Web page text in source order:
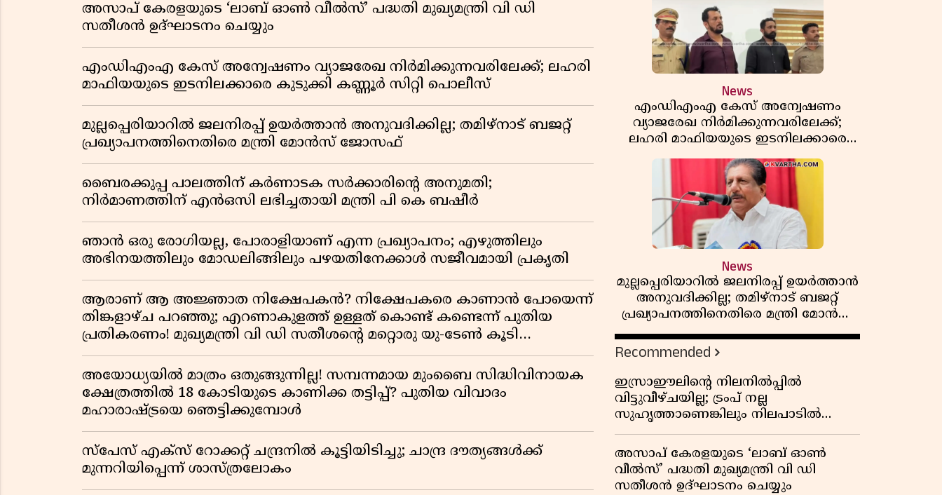
അസാപ് കേരളയുടെ ‘ലാബ് ഓൺ വീൽസ്’ പദ്ധതി മുഖ്യമന്ത്രി വി ഡി
സതീശൻ ഉദ്ഘാടനം ചെയ്യും
എംഡിഎംഎ കേസ് അന്വേഷണം വ്യാജരേഖ നിർമിക്കുന്നവരിലേക്ക്; ലഹരി
മാഫിയയുടെ ഇടനിലക്കാരെ കുടുക്കി കണ്ണൂർ സിറ്റി പൊലീസ്
മുല്ലപ്പെരിയാറിൽ ജലനിരപ്പ് ഉയർത്താൻ അനുവദിക്കില്ല; തമിഴ്നാട് ബജറ്റ്
പ്രഖ്യാപനത്തിനെതിരെ മന്ത്രി മോൻസ് ജോസഫ്
ബൈരക്കുപ്പ പാലത്തിന് കർണാടക സർക്കാരിൻ്റെ അനുമതി;
നിർമാണത്തിന് എൻഒസി ലഭിച്ചതായി മന്ത്രി പി കെ ബഷീർ
ഞാൻ ഒരു രോഗിയല്ല, പോരാളിയാണ് എന്ന പ്രഖ്യാപനം; എഴുത്തിലും
അഭിനയത്തിലും മോഡലിങ്ങിലും പഴയതിനേക്കാൾ സജീവമായി പ്രകൃതി
ആരാണ് ആ അജ്ഞാത നിക്ഷേപകൻ? നിക്ഷേപകരെ കാണാൻ പോയെന്ന്
തിങ്കളാഴ്ച പറഞ്ഞു; എറണാകുളത്ത് ഉള്ളത് കൊണ്ട് കണ്ടെന്ന് പുതിയ
പ്രതികരണം! മുഖ്യമന്ത്രി വി ഡി സതീശന്റെ മറ്റൊരു യു-ടേൺ കൂടി
വിവാദമാകുമ്പോൾ
അയോധ്യയിൽ മാത്രം ഒതുങ്ങുന്നില്ല! സമ്പന്നമായ മുംബൈ സിദ്ധിവിനായക
ക്ഷേത്രത്തിൽ 18 കോടിയുടെ കാണിക്ക തട്ടിപ്പ്? പുതിയ വിവാദം
മഹാരാഷ്ട്രയെ ഞെട്ടിക്കുമ്പോൾ
സ്പേസ് എക്സ് റോക്കറ്റ് ചന്ദ്രനിൽ കൂട്ടിയിടിച്ചു; ചാന്ദ്ര ദൗത്യങ്ങൾക്ക്
മുന്നറിയിപ്പെന്ന് ശാസ്ത്രലോകം ​​​​​​​
News
എംഡിഎംഎ കേസ് അന്വേഷണം
വ്യാജരേഖ നിർമിക്കുന്നവരിലേക്ക്;
ലഹരി മാഫിയയുടെ ഇടനിലക്കാരെ
കുടുക്കി കണ്ണൂർ സിറ്റി പൊലീസ്
News
മുല്ലപ്പെരിയാറിൽ ജലനിരപ്പ് ഉയർത്താൻ
അനുവദിക്കില്ല; തമിഴ്നാട് ബജറ്റ്
പ്രഖ്യാപനത്തിനെതിരെ മന്ത്രി മോൻസ്
ജോസഫ്
Recommended
ഇസ്രാഈലിന്റെ നിലനിൽപ്പിൽ
വിട്ടുവീഴ്ചയില്ല; ട്രംപ് നല്ല
സുഹൃത്താണെങ്കിലും നിലപാടിൽ
മാറ്റമില്ലെന്ന് നെതന്യാഹു; ഹോർമുസ്
പാതയിൽ ഇറാൻ-ഒമാൻ ധാരണ,
തടസ്സമായി യുഎസ് ഭീഷണി
അസാപ് കേരളയുടെ ‘ലാബ് ഓൺ
വീൽസ്’ പദ്ധതി മുഖ്യമന്ത്രി വി ഡി
സതീശൻ ഉദ്ഘാടനം ചെയ്യും